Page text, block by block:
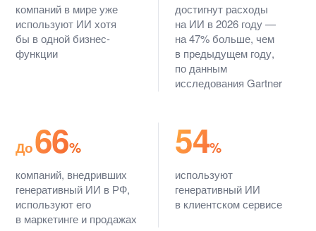
компаний в мире уже
используют ИИ хотя
бы в одной бизнес-
функции
достигнут расходы
на ИИ в 2026 году —
на 47% больше, чем
в предыдущем году,
по данным
исследования Gartner
До66%
компаний, внедривших
генеративный ИИ в РФ,
используют его
в маркетинге и продажах
54%
используют
генеративный ИИ
в клиентском сервисе